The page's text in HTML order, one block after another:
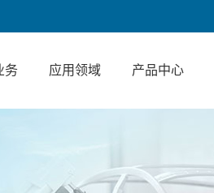
务 应用领域 产品中心